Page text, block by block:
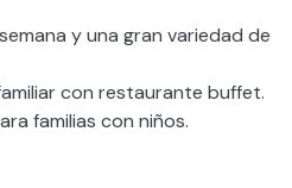
y una gran variedad de
con restaurante buffet.
familias con niños.